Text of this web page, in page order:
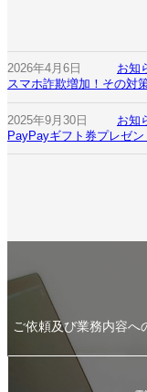
2026年4月6日
お知
スマホ詐欺増加！その対
2025年9月30日
お知
PayPayギフト券プレゼ
ご依頼及び業務内容へ